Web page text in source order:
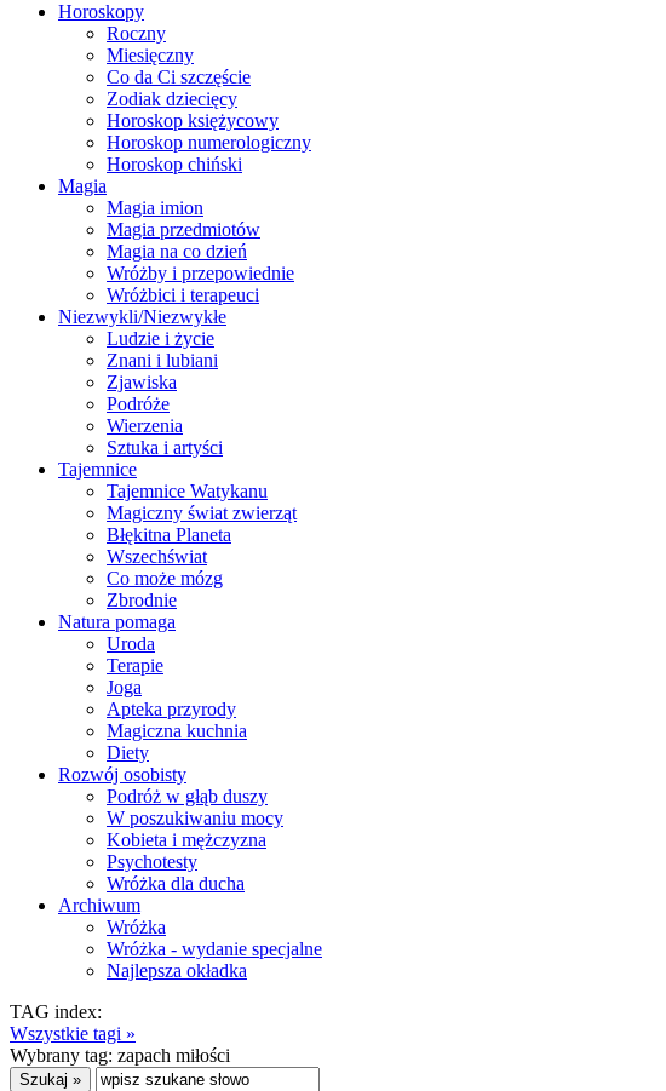
Horoskopy
Roczny
Miesięczny
Co da Ci szczęście
Zodiak dziecięcy
Horoskop księżycowy
Horoskop numerologiczny
Horoskop chiński
Magia
Magia imion
Magia przedmiotów
Magia na co dzień
Wróżby i przepowiednie
Wróżbici i terapeuci
Niezwykli/Niezwykłe
Ludzie i życie
Znani i lubiani
Zjawiska
Podróże
Wierzenia
Sztuka i artyści
Tajemnice
Tajemnice Watykanu
Magiczny świat zwierząt
Błękitna Planeta
Wszechświat
Co może mózg
Zbrodnie
Natura pomaga
Uroda
Terapie
Joga
Apteka przyrody
Magiczna kuchnia
Diety
Rozwój osobisty
Podróż w głąb duszy
W poszukiwaniu mocy
Kobieta i mężczyzna
Psychotesty
Wróżka dla ducha
Archiwum
Wróżka
Wróżka - wydanie specjalne
Najlepsza okładka
TAG index:
Wszystkie tagi »
Wybrany tag: zapach miłości